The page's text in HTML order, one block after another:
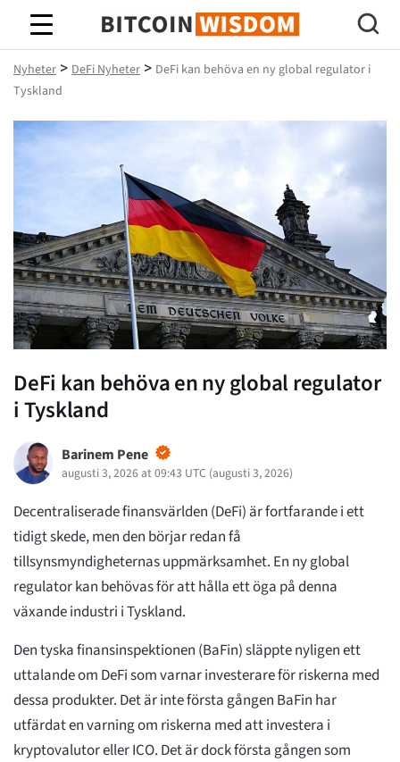
Bitcoin Wisdom
Nyheter > DeFi Nyheter > DeFi kan behöva en ny global regulator i
Tyskland
DeFi kan behöva en ny global regulator
i Tyskland
Barinem Pene
augusti 3, 2026 at 09:43 UTC (augusti 3, 2026)
Decentraliserade finansvärlden (DeFi) är fortfarande i ett
tidigt skede, men den börjar redan få
tillsynsmyndigheternas uppmärksamhet. En ny global
regulator kan behövas för att hålla ett öga på denna
växande industri i Tyskland.
Den tyska finansinspektionen (BaFin) släppte nyligen ett
uttalande om DeFi som varnar investerare för riskerna med
dessa produkter. Det är inte första gången BaFin har
utfärdat en varning om riskerna med att investera i
kryptovalutor eller ICO. Det är dock första gången som